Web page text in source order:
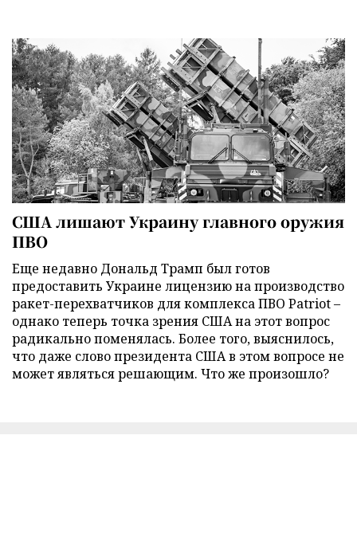
США лишают Украину главного оружия
ПВО
Еще недавно Дональд Трамп был готов
предоставить Украине лицензию на производство
ракет-перехватчиков для комплекса ПВО Patriot –
однако теперь точка зрения США на этот вопрос
радикально поменялась. Более того, выяснилось,
что даже слово президента США в этом вопросе не
может являться решающим. Что же произошло?